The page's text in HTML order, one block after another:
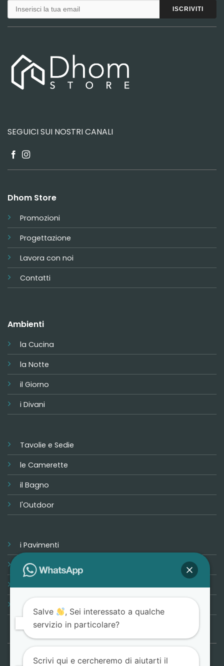
SEGUICI SUI NOSTRI CANALI
Dhom Store
Promozioni
Progettazione
Lavora con noi
Contatti
Ambienti
la Cucina
la Notte
il Giorno
i Divani
Tavolie e Sedie
le Camerette
il Bagno
l'Outdoor
i Pavimenti
i Rivestimenti
Progetta la tua casa
Promozioni
Salve
, Sei interessato a qualche
servizio in particolare?
Scrivi qui e cercheremo di aiutarti il